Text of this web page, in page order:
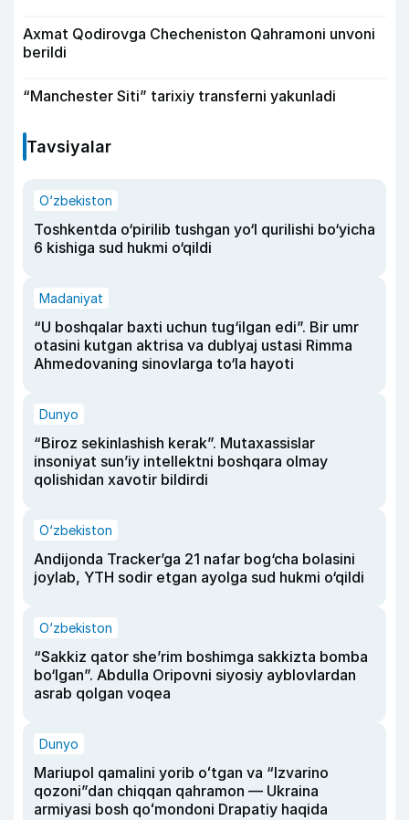
Axmat Qodirovga Checheniston Qahramoni unvoni
berildi
“Manchester Siti” tarixiy transferni yakunladi
Tavsiyalar
O‘zbekiston
Toshkentda o‘pirilib tushgan yo‘l qurilishi bo‘yicha
6 kishiga sud hukmi o‘qildi
Madaniyat
“U boshqalar baxti uchun tug‘ilgan edi”. Bir umr
otasini kutgan aktrisa va dublyaj ustasi Rimma
Ahmedovaning sinovlarga to‘la hayoti
Dunyo
“Biroz sekinlashish kerak”. Mutaxassislar
insoniyat sun’iy intellektni boshqara olmay
qolishidan xavotir bildirdi
O‘zbekiston
Andijonda Tracker’ga 21 nafar bog‘cha bolasini
joylab, YTH sodir etgan ayolga sud hukmi o‘qildi
O‘zbekiston
“Sakkiz qator she’rim boshimga sakkizta bomba
bo‘lgan”. Abdulla Oripovni siyosiy ayblovlardan
asrab qolgan voqea
Dunyo
Mariupol qamalini yorib oʻtgan va “Izvarino
qozoni”dan chiqqan qahramon — Ukraina
armiyasi bosh qoʻmondoni Drapatiy haqida